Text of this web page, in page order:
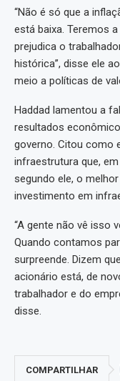
“Não é só que a
está baixa. Teremos
prejudica o
histórica”, disse ele
meio a políticas de
Haddad lamentou a
resultados
governo. Citou como
infraestrutura que,
segundo ele, o
investimento em
“A gente não vê isso
Quando contamos
surpreende. Dizem
acionário está, de
trabalhador e do
disse.
COMPARTILHAR